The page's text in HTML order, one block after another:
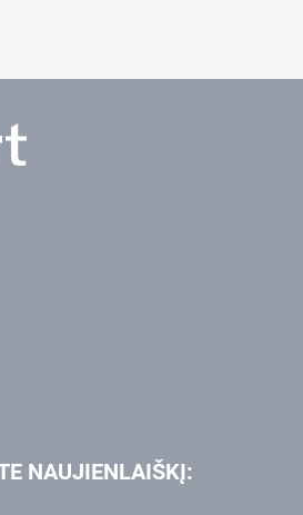
NAUJIENLAIŠKĮ: